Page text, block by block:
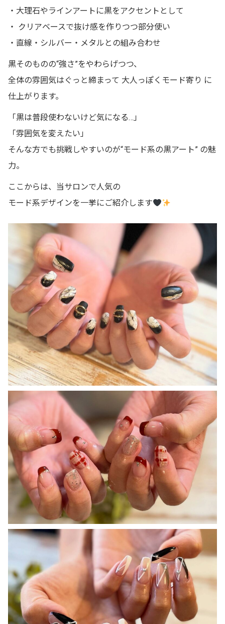
・大理石やラインアートに黒をアクセントとして
・ クリアベースで抜け感を作りつつ部分使い
・直線・シルバー・メタルとの組み合わせ
黒そのものの“強さ”をやわらげつつ、
全体の雰囲気はぐっと締まって 大人っぽくモード寄り に
仕上がります。
「黒は普段使わないけど気になる…」
「雰囲気を変えたい」
そんな方でも挑戦しやすいのが“モード系の黒アート” の魅
力。
ここからは、当サロンで人気の
モード系デザインを一挙にご紹介します